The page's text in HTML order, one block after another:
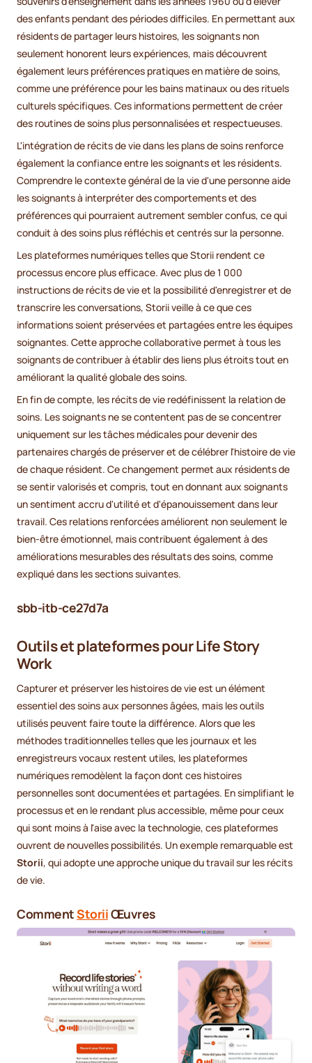
des enfants pendant des périodes difficiles. En permettant aux
résidents de partager leurs histoires, les soignants non
seulement honorent leurs expériences, mais découvrent
également leurs préférences pratiques en matière de soins,
comme une préférence pour les bains matinaux ou des rituels
culturels spécifiques. Ces informations permettent de créer
des routines de soins plus personnalisées et respectueuses.
L'intégration de récits de vie dans les plans de soins renforce
également la confiance entre les soignants et les résidents.
Comprendre le contexte général de la vie d'une personne aide
les soignants à interpréter des comportements et des
préférences qui pourraient autrement sembler confus, ce qui
conduit à des soins plus réfléchis et centrés sur la personne.
Les plateformes numériques telles que Storii rendent ce
processus encore plus efficace. Avec plus de 1 000
instructions de récits de vie et la possibilité d'enregistrer et de
transcrire les conversations, Storii veille à ce que ces
informations soient préservées et partagées entre les équipes
soignantes. Cette approche collaborative permet à tous les
soignants de contribuer à établir des liens plus étroits tout en
améliorant la qualité globale des soins.
En fin de compte, les récits de vie redéfinissent la relation de
soins. Les soignants ne se contentent pas de se concentrer
uniquement sur les tâches médicales pour devenir des
partenaires chargés de préserver et de célébrer l'histoire de vie
de chaque résident. Ce changement permet aux résidents de
se sentir valorisés et compris, tout en donnant aux soignants
un sentiment accru d'utilité et d'épanouissement dans leur
travail. Ces relations renforcées améliorent non seulement le
bien-être émotionnel, mais contribuent également à des
améliorations mesurables des résultats des soins, comme
expliqué dans les sections suivantes.
sbb-itb-ce27d7a
Outils et plateformes pour Life Story
Work
Capturer et préserver les histoires de vie est un élément
essentiel des soins aux personnes âgées, mais les outils
utilisés peuvent faire toute la différence. Alors que les
méthodes traditionnelles telles que les journaux et les
enregistreurs vocaux restent utiles, les plateformes
numériques remodèlent la façon dont ces histoires
personnelles sont documentées et partagées. En simplifiant le
processus et en le rendant plus accessible, même pour ceux
qui sont moins à l'aise avec la technologie, ces plateformes
ouvrent de nouvelles possibilités. Un exemple remarquable est
Storii, qui adopte une approche unique du travail sur les récits
de vie.
CommentStoriiŒuvres